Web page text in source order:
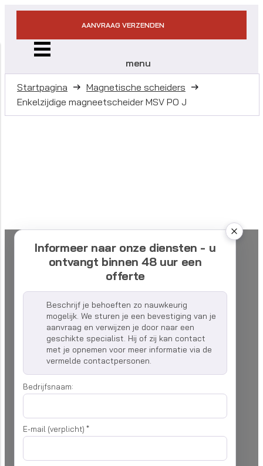
AANVRAAG VERZENDEN
menu
Startpagina
Magnetische scheiders
Enkelzijdige magneetscheider MSV PO J
Informeer naar onze diensten - u
ontvangt binnen 48 uur een
offerte
Beschrijf je behoeften zo nauwkeurig
mogelijk. We sturen je een bevestiging van je
aanvraag en verwijzen je door naar een
geschikte specialist. Hij of zij kan contact
met je opnemen voor meer informatie via de
vermelde contactpersonen.
Bedrijfsnaam:
E-mail (verplicht) *